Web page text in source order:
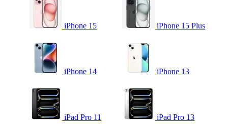
iPhone 15 iPhone 15 Plus
iPhone 14 iPhone 13
iPad Pro 11 iPad Pro 13